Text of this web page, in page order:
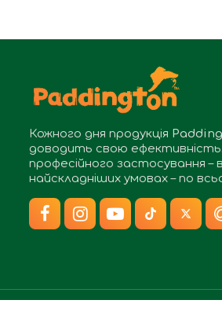
Кожного дня продукція
доводить свою
професійного застосування – в
найскладніших умовах – по